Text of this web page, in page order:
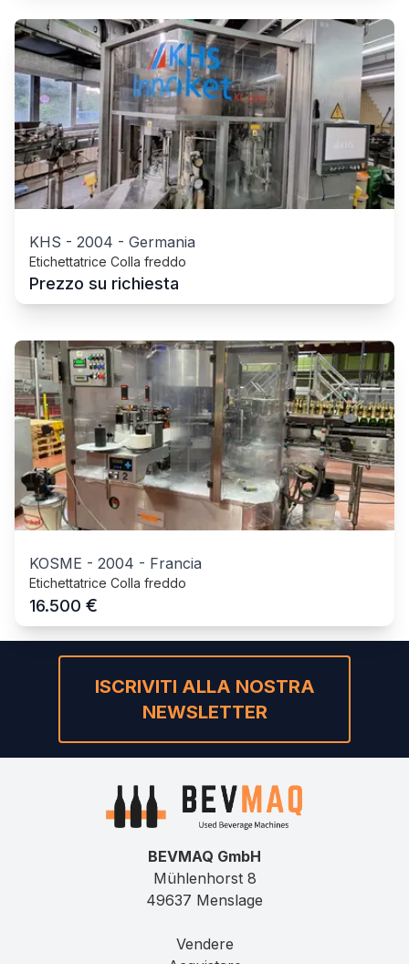
KHS - 2004 - Germania
Etichettatrice Colla freddo
Prezzo su richiesta
KOSME - 2004 - Francia
Etichettatrice Colla freddo
16.500 €
ISCRIVITI ALLA NOSTRA
NEWSLETTER
BEVMAQ GmbH
Mühlenhorst 8
49637 Menslage
Vendere